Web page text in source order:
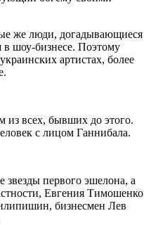
же люди, догадывающиеся
в шоу-бизнесе. Поэтому
артистах, более
всех, бывших до этого.
с лицом Ганнибала.
звезды первого эшелона, а
Евгения Тимошенко
бизнесмен Лев